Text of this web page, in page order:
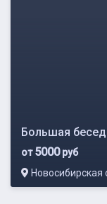
Большая
от5000руб
Новосибирская